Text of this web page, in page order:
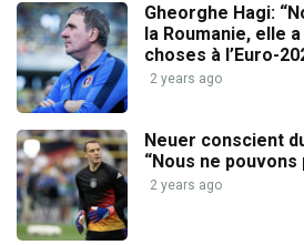
Gheorghe Hagi:
la Roumanie, elle
choses à l’Euro-
2 years ago
Neuer conscient
“Nous ne
2 years ago